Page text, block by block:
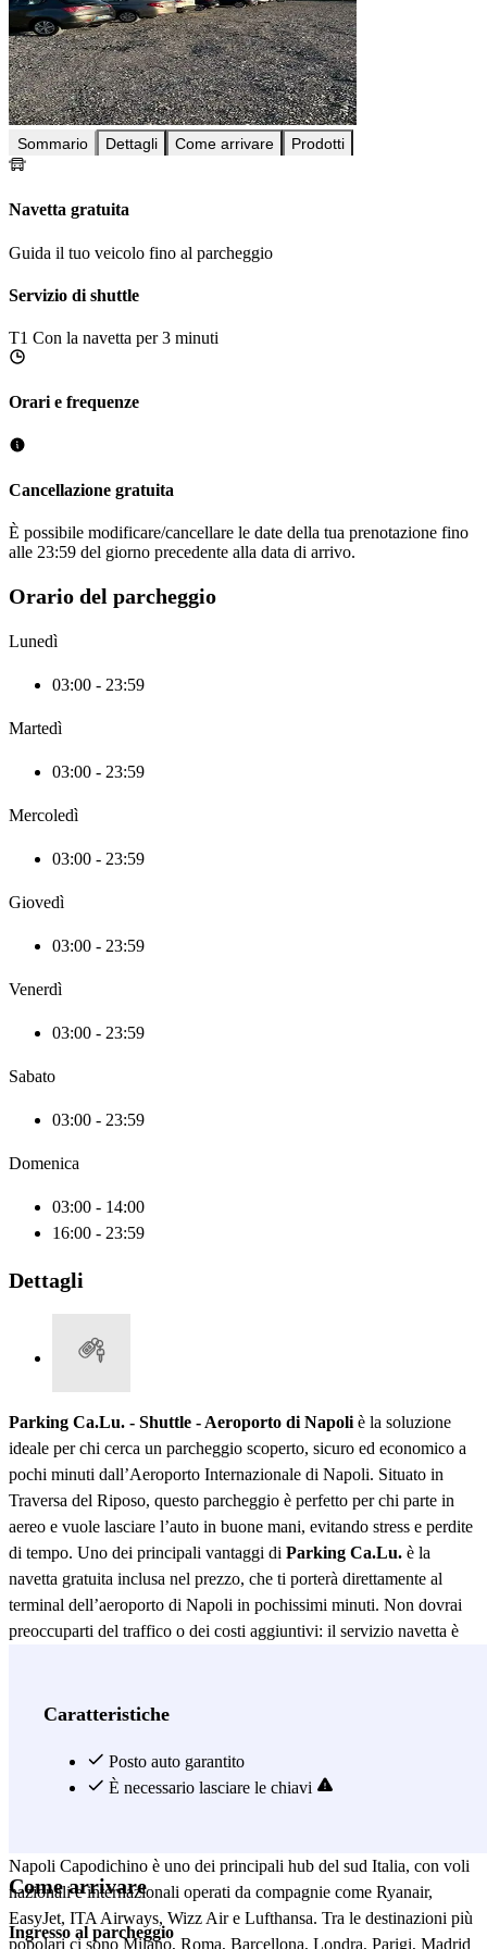
Sommario Dettagli Come arrivare Prodotti
Navetta gratuita
Guida il tuo veicolo fino al parcheggio
Servizio di shuttle
T1 Con la navetta per 3 minuti
Orari e frequenze
Cancellazione gratuita
È possibile modificare/cancellare le date della tua prenotazione fino
alle 23:59 del giorno precedente alla data di arrivo.
Orario del parcheggio
Lunedì
03:00 - 23:59
Martedì
03:00 - 23:59
Mercoledì
03:00 - 23:59
Giovedì
03:00 - 23:59
Venerdì
03:00 - 23:59
Sabato
03:00 - 23:59
Domenica
03:00 - 14:00
16:00 - 23:59
Dettagli
Parking Ca.Lu. - Shuttle - Aeroporto di Napoli è la soluzione
ideale per chi cerca un parcheggio scoperto, sicuro ed economico a
pochi minuti dall’Aeroporto Internazionale di Napoli. Situato in
Traversa del Riposo, questo parcheggio è perfetto per chi parte in
aereo e vuole lasciare l’auto in buone mani, evitando stress e perdite
di tempo. Uno dei principali vantaggi di Parking Ca.Lu. è la
navetta gratuita inclusa nel prezzo, che ti porterà direttamente al
terminal dell’aeroporto di Napoli in pochissimi minuti. Non dovrai
preoccuparti del traffico o dei costi aggiuntivi: il servizio navetta è
la massima sicurezza e assistenza ai clienti. Inoltre, per chi desidera
così al tuo ritorno troverai la tua auto pulita e pronta all’uso.
Parking Ca.Lu.è facilmente prenotabile in pochi click tramite
Napoli Capodichino è uno dei principali hub del sud Italia, con voli
nazionali e internazionali operati da compagnie come Ryanair,
EasyJet, ITA Airways, Wizz Air e Lufthansa. Tra le destinazioni più
popolari ci sono Milano, Roma, Barcellona, Londra, Parigi, Madrid
Caratteristiche
Posto auto garantito
È necessario lasciare le chiavi
Come arrivare
Ingresso al parcheggio